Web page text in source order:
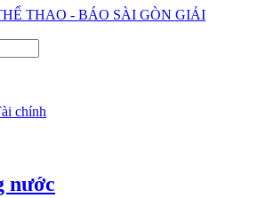
THAO - BÁO SÀI GÒN GIẢI
chính
nước